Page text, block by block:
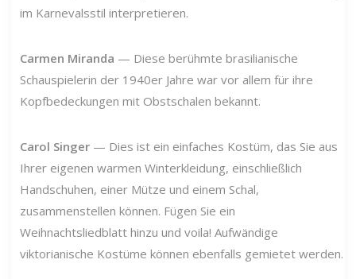
im Karnevalsstil interpretieren.
Carmen Miranda — Diese berühmte brasilianische
Schauspielerin der 1940er Jahre war vor allem für ihre
Kopfbedeckungen mit Obstschalen bekannt.
Carol Singer — Dies ist ein einfaches Kostüm, das Sie aus
Ihrer eigenen warmen Winterkleidung, einschließlich
Handschuhen, einer Mütze und einem Schal,
zusammenstellen können. Fügen Sie ein
Weihnachtsliedblatt hinzu und voila! Aufwändige
viktorianische Kostüme können ebenfalls gemietet werden.